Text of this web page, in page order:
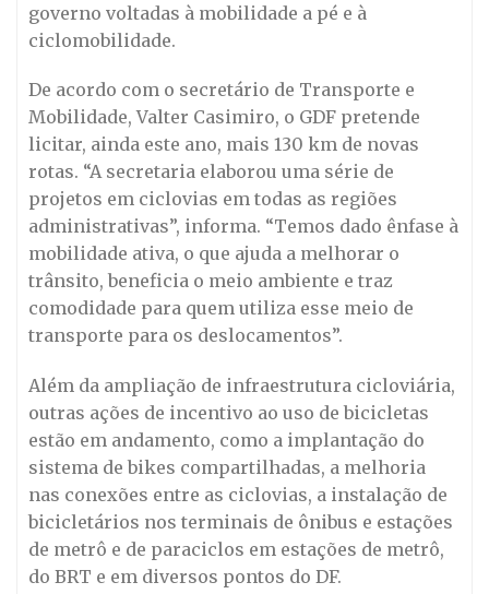
governo voltadas à mobilidade a pé e à
ciclomobilidade.
De acordo com o secretário de Transporte e
Mobilidade, Valter Casimiro, o GDF pretende
licitar, ainda este ano, mais 130 km de novas
rotas. “A secretaria elaborou uma série de
projetos em ciclovias em todas as regiões
administrativas”, informa. “Temos dado ênfase à
mobilidade ativa, o que ajuda a melhorar o
trânsito, beneficia o meio ambiente e traz
comodidade para quem utiliza esse meio de
transporte para os deslocamentos”.
Além da ampliação de infraestrutura cicloviária,
outras ações de incentivo ao uso de bicicletas
estão em andamento, como a implantação do
sistema de bikes compartilhadas, a melhoria
nas conexões entre as ciclovias, a instalação de
bicicletários nos terminais de ônibus e estações
de metrô e de paraciclos em estações de metrô,
do BRT e em diversos pontos do DF.